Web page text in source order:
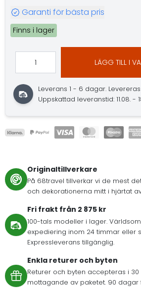
Garanti för bästa pris
Finns i lager
LÄGG TILL I
Leverans 1 - 6 dagar.
Uppskattad leveranstid: 11.08. -
Originaltillverkare
På 68travel tillverkar vi de mest
och dekorationerna mitt i hjärtat
Fri frakt från 2 875 kr
100-tals modeller i lager.
expediering inom 24 timmar eller
Expressleverans tillgänglig.
Enkla returer och byten
Returer och byten accepteras i
mottagande av paketet. 90 dagar